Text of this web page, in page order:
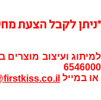
*ניתן לקבל הצעת
6546000
או במייל